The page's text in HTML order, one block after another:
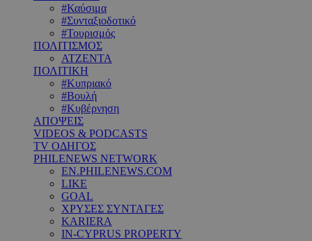
#Καύσιμα
#Συνταξιοδοτικό
#Τουρισμός
ΠΟΛΙΤΙΣΜΟΣ
ΑΤΖΕΝΤΑ
ΠΟΛΙΤΙΚΗ
#Κυπριακό
#Βουλή
#Κυβέρνηση
ΑΠΟΨΕΙΣ
VIDEOS & PODCASTS
TV ΟΔΗΓΟΣ
PHILENEWS NETWORK
EN.PHILENEWS.COM
LIKE
GOAL
ΧΡΥΣΕΣ ΣΥΝΤΑΓΕΣ
KARIERA
IN-CYPRUS PROPERTY